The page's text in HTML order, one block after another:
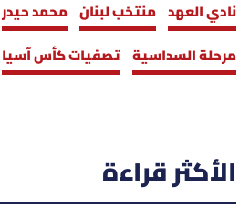
نادي العهد منتخب لبنان محمد حيدر
مرحلة السداسية تصفيات كأس آسيا
الأكثر قراءة